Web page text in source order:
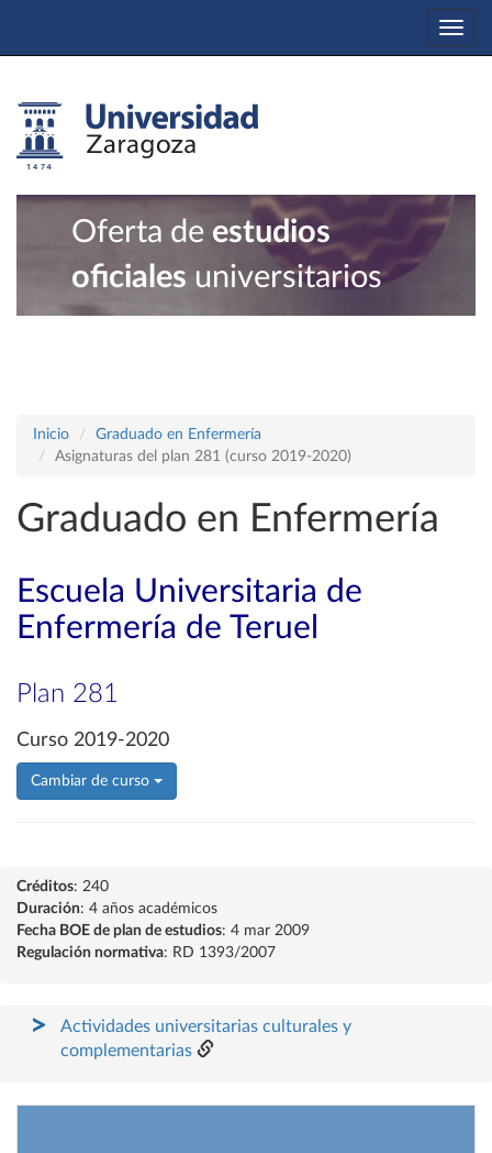
Oferta de estudios
oficiales universitarios
Inicio
Graduado en Enfermería
Asignaturas del plan 281 (curso 2019-2020)
Graduado en Enfermería
Escuela Universitaria de
Enfermería de Teruel
Plan 281
Curso 2019-2020
Cambiar de curso
Créditos: 240
Duración: 4 años académicos
Fecha BOE de plan de estudios: 4 mar 2009
Regulación normativa: RD 1393/2007
Actividades universitarias culturales y
complementarias